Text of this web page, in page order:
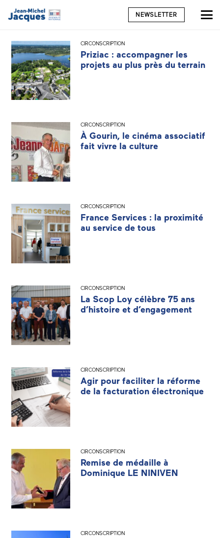
NEWSLETTER
CIRCONSCRIPTION
Priziac : accompagner les
projets au plus près du terrain
CIRCONSCRIPTION
À Gourin, le cinéma associatif
fait vivre la culture
CIRCONSCRIPTION
France Services : la proximité
au service de tous
CIRCONSCRIPTION
La Scop Loy célèbre 75 ans
d’histoire et d’engagement
CIRCONSCRIPTION
Agir pour faciliter la réforme
de la facturation électronique
CIRCONSCRIPTION
Remise de médaille à
Dominique LE NINIVEN
CIRCONSCRIPTION